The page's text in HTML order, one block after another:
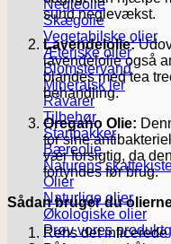
Negleolie
Skægolie
Vegetabilske olier
Æteriske olier
Blomstervand
Mineralsk ler
Råvarer
Tilbehør
Startpakker
Bæreolie
Naturens
Olier
Naturlige olier
Økologiske olier
Prøv vores
sund neglevækst.
Lavendelolie:
lavendelolie også
blandes med tea
behandling.
Oregano Olie:
for sine
vær forsigtig, da
fortyndes før brug.
Sådan bruger du
Rens det